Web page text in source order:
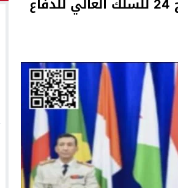
الأعداء” في الموسم السنوي للتبوريدة في
10:29
الجيش الملكي ينتفض ضد تعيين “ندالا”
يفجّر الأوضاع